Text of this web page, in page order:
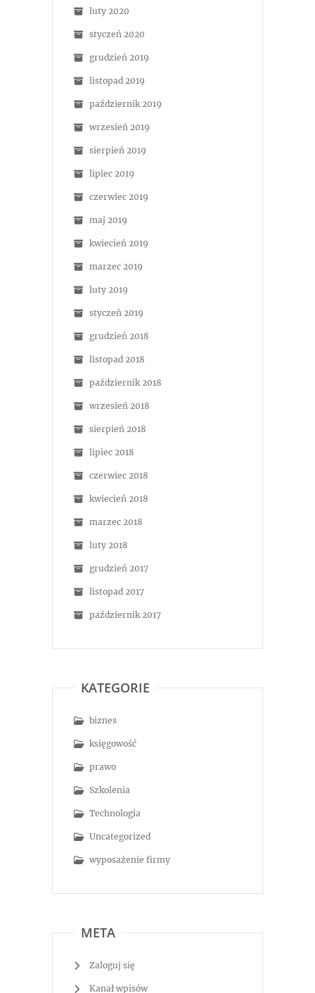
luty 2020
styczeń 2020
grudzień 2019
listopad 2019
październik 2019
wrzesień 2019
sierpień 2019
lipiec 2019
czerwiec 2019
maj 2019
kwiecień 2019
marzec 2019
luty 2019
styczeń 2019
grudzień 2018
listopad 2018
październik 2018
wrzesień 2018
sierpień 2018
lipiec 2018
czerwiec 2018
kwiecień 2018
marzec 2018
luty 2018
grudzień 2017
listopad 2017
październik 2017
KATEGORIE
biznes
księgowość
prawo
Szkolenia
Technologia
Uncategorized
wyposażenie firmy
META
Zaloguj się
Kanał wpisów